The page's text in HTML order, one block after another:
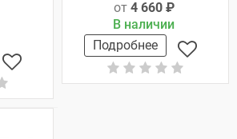
от 4 660 ₽
В наличии
Подробнее